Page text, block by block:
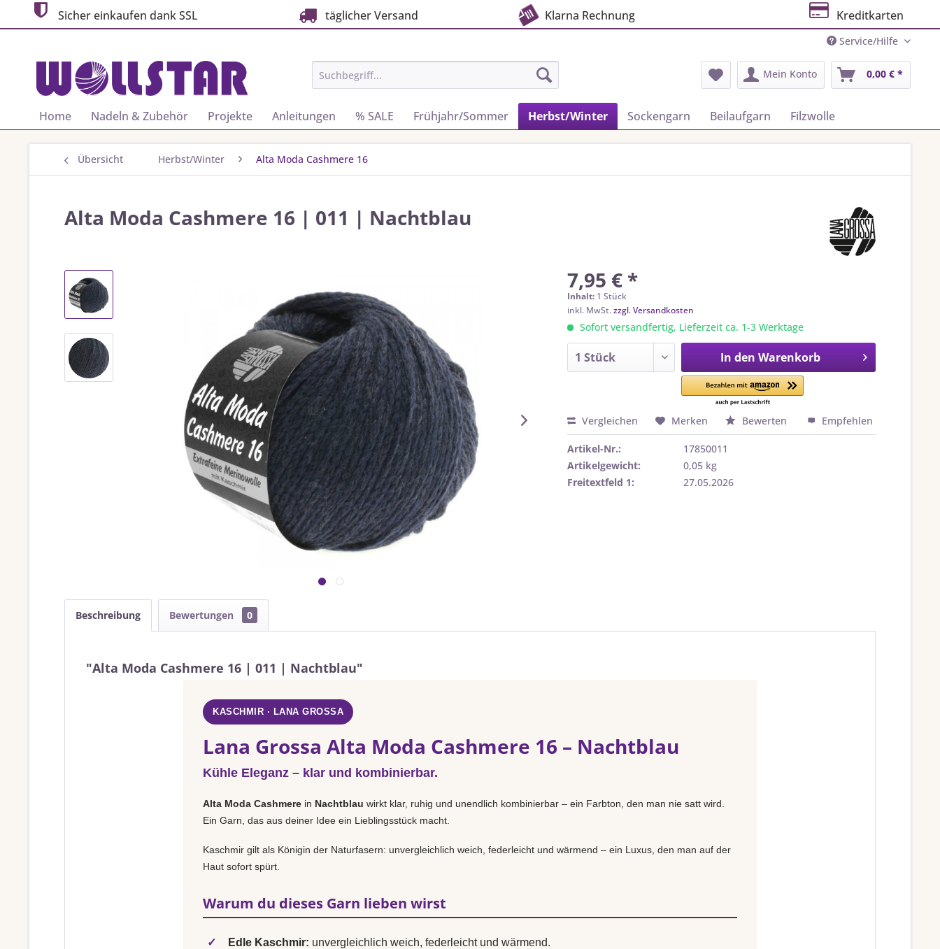
Sicher einkaufen dank SSL täglicher Versand Klarna Rechnung Kreditkarten
Service/Hilfe
Mein Konto 0,00 € *
Home Nadeln & Zubehör Projekte Anleitungen % SALE Frühjahr/Sommer Herbst/Winter Sockengarn Beilaufgarn Filzwolle
Übersicht Herbst/Winter Alta Moda Cashmere 16
Alta Moda Cashmere 16 | 011 | Nachtblau
7,95 € *
Inhalt: 1 Stück
inkl. MwSt.zzgl. Versandkosten
Sofort versandfertig, Lieferzeit ca. 1-3 Werktage
In den Warenkorb
Vergleichen Merken Bewerten Empfehlen
Artikel-Nr.:
17850011
Artikelgewicht:
0,05 kg
Freitextfeld 1:
27.05.2026
Beschreibung Bewertungen 0
"Alta Moda Cashmere 16 | 011 | Nachtblau"
KASCHMIR · LANA GROSSA
Lana Grossa Alta Moda Cashmere 16 – Nachtblau
Kühle Eleganz – klar und kombinierbar.
Alta Moda Cashmere in Nachtblau wirkt klar, ruhig und unendlich kombinierbar – ein Farbton, den man nie satt wird.
Ein Garn, das aus deiner Idee ein Lieblingsstück macht.
Kaschmir gilt als Königin der Naturfasern: unvergleichlich weich, federleicht und wärmend – ein Luxus, den man auf der
Haut sofort spürt.
Warum du dieses Garn lieben wirst
✓ Edle Kaschmir: unvergleichlich weich, federleicht und wärmend.